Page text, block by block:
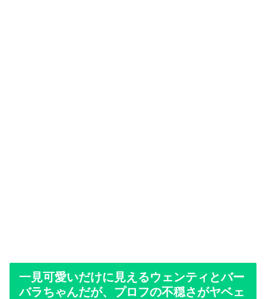
一見可愛いだけに見えるウェンティとバー
バラちゃんだが、プロフの不穏さがヤベェ